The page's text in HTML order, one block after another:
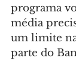
programa
média
um limite
parte do